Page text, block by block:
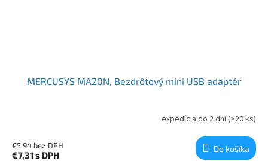
MERCUSYS MA20N, Bezdrôtový mini USB adaptér
expedícia do 2 dní(>20 ks)
€5,94 bez DPH
€7,31 s DPH
Do košíka